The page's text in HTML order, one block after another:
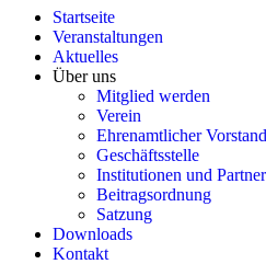
Startseite
Veranstaltungen
Aktuelles
Über uns
Mitglied werden
Verein
Ehrenamtlicher Vorstand
Geschäftsstelle
Institutionen und Partner
Beitragsordnung
Satzung
Downloads
Kontakt